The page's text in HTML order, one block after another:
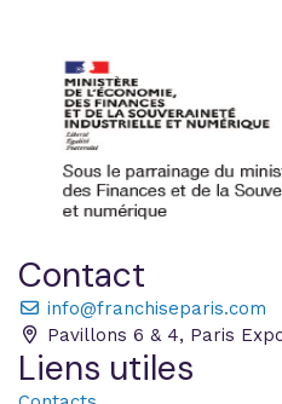
Contact
info@franchiseparis.com
Pavillons 6 & 4, Paris
Liens utiles